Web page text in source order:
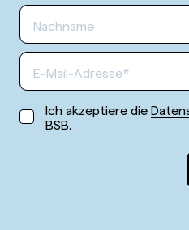
Ich akzeptiere die
BSB.